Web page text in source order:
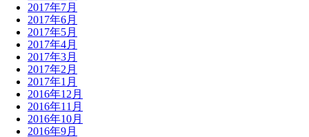
2017年7月
2017年6月
2017年5月
2017年4月
2017年3月
2017年2月
2017年1月
2016年12月
2016年11月
2016年10月
2016年9月